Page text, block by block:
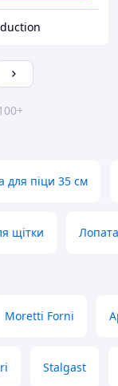
для піци 35 см
щітки
Moretti Forni
Stalgast